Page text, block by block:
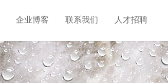
企业博客 联系我们 人才招聘